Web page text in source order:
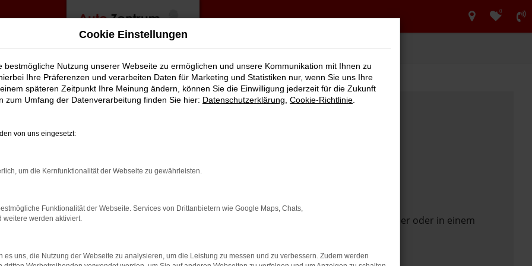
0
Laden bestimmter Seiten verhindern. Funktioniert die Seite in einem anderen Browser oder in einem
Cookie Einstellungen
bestmögliche Nutzung unserer Webseite zu ermöglichen und unsere Kommunikation mit Ihnen zu
Ihre Präferenzen und verarbeiten Daten für Marketing und Statistiken nur, wenn Sie uns Ihre
späteren Zeitpunkt Ihre Meinung ändern, können Sie die Einwilligung jederzeit für die Zukunft
zum Umfang der Datenverarbeitung finden Sie hier: Datenschutzerklärung Cookie-Richtlinie
von uns eingesetzt:
um die Kernfunktionalität der Webseite zu gewährleisten.
Funktionalität der Webseite. Services von Drittanbietern wie Google Maps, Chats,
weitere werden aktiviert.
es uns, die Nutzung der Webseite zu analysieren, um die Leistung zu messen und zu verbessern. Zudem werden